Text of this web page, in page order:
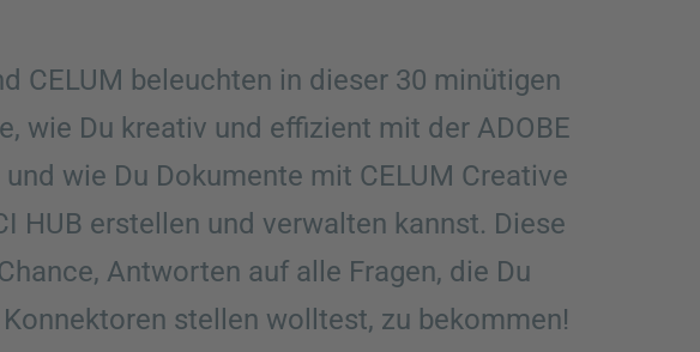
CELUM beleuchten in dieser 30 minütigen
wie Du kreativ und effizient mit der ADOBE
und wie Du Dokumente mit CELUM Creative
HUB erstellen und verwalten kannst. Diese
Antworten auf alle Fragen, die Du
stellen wolltest, zu bekommen!